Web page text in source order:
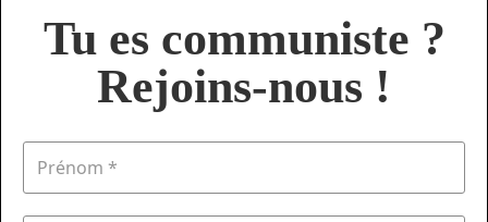
Tu es communiste ?
Rejoins-nous !